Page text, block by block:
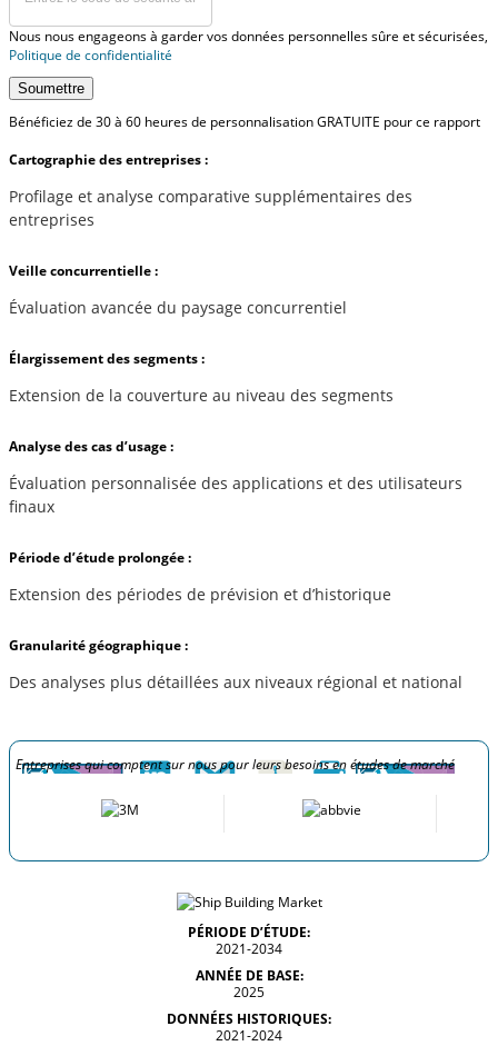
Nous nous engageons à garder vos données personnelles sûre et sécurisées,
Politique de confidentialité
Soumettre
Bénéficiez de 30 à 60 heures de personnalisation GRATUITE pour ce rapport
Cartographie des entreprises :
Profilage et analyse comparative supplémentaires des
entreprises
Veille concurrentielle :
Évaluation avancée du paysage concurrentiel
Élargissement des segments :
Extension de la couverture au niveau des segments
Analyse des cas d’usage :
Évaluation personnalisée des applications et des utilisateurs
finaux
Période d’étude prolongée :
Extension des périodes de prévision et d’historique
Granularité géographique :
Des analyses plus détaillées aux niveaux régional et national
Entreprises qui comptent sur nous pour leurs besoins en études de marché
PÉRIODE D’ÉTUDE:
2021-2034
ANNÉE DE BASE:
2025
DONNÉES HISTORIQUES:
2021-2024